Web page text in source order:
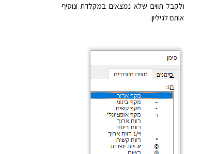
ולקבל תווים שלא נמצאים במקלדת ונוסיף
אותם לגיליון.